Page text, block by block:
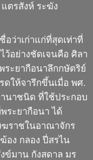
ตรสังห์ ระฆัง
ว่าเก่าแก่ที่สุดเท่าที่
ว้อย่างชัดเจนคือ ศิลา
ระยากือนาลึกกษัตริย์
ดให้จารึกขึ้นเมื่อ พศ.
นาชนิด ที่ใช้ประกอบ
ระยากือนา ได้
ฆราชในอาณาจักร
อง กลอง ปี่สรไน
ข์มาน กังสดาล มร